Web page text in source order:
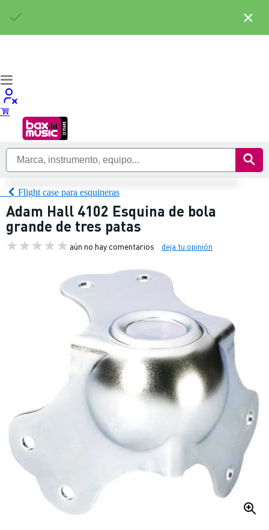
Flight case para esquineras
Adam Hall 4102 Esquina de bola
grande de tres patas
aún no hay comentarios deja tu opinión
×